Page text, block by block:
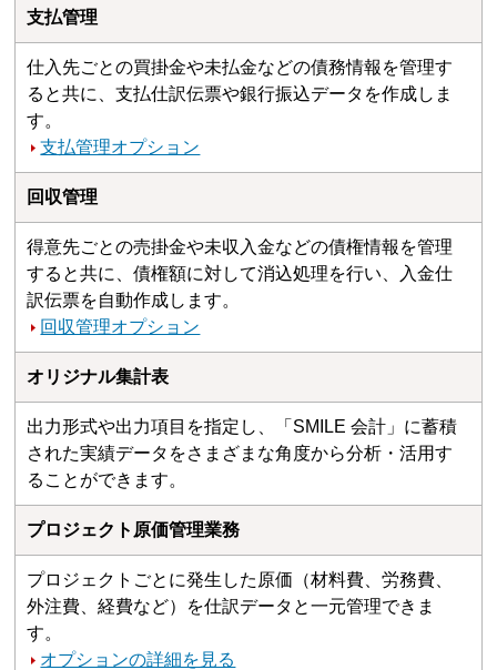
支払管理
仕入先ごとの買掛金や未払金などの債務情報を管理す
ると共に、支払仕訳伝票や銀行振込データを作成しま
す。
支払管理オプション
回収管理
得意先ごとの売掛金や未収入金などの債権情報を管理
すると共に、債権額に対して消込処理を行い、入金仕
訳伝票を自動作成します。
回収管理オプション
オリジナル集計表
出力形式や出力項目を指定し、「SMILE 会計」に蓄積
された実績データをさまざまな角度から分析・活用す
ることができます。
プロジェクト原価管理業務
プロジェクトごとに発生した原価（材料費、労務費、
外注費、経費など）を仕訳データと一元管理できま
す。
オプションの詳細を見る